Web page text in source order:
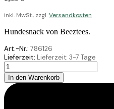
inkl. MwSt., zzgl.Versandkosten
Hundesnack von Beeztees.
Art.-Nr.: 786126
Lieferzeit: Lieferzeit: 3-7 Tage
Beeztees
Veggie
Zahnpasta
Mix
In den Warenkorb